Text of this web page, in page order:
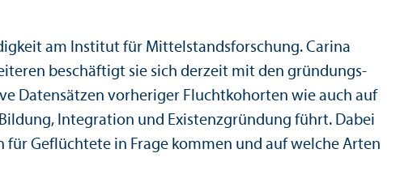
am Institut für Mittelstandsforschung. Carina
beschäftigt sie sich derzeit mit den gründungs­
Datensätzen vorheriger Fluchtkohorten wie auch auf
Integration und Existenzgründung führt. Dabei
Geflüchtete in Frage kommen und auf welche Arten